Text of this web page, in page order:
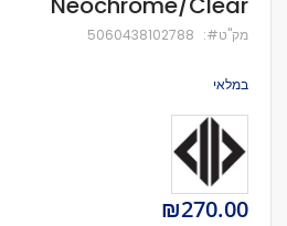
של
תמונות
מק''ט 5060438102788
במלאי
₪270.00